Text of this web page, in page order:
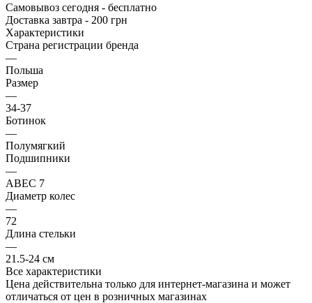
Самовывоз сегодня - бесплатно
Доставка завтра - 200 грн
Характеристики
Страна регистрации бренда
—
Польша
Размер
—
34-37
Ботинок
—
Полумягкий
Подшипники
—
ABEC 7
Диаметр колес
—
72
Длина стельки
—
21.5-24 см
Все характеристики
Цена действительна только для интернет-магазина и может
отличаться от цен в розничных магазинах